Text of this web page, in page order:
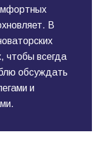
В
чтобы всегда
обсуждать
и